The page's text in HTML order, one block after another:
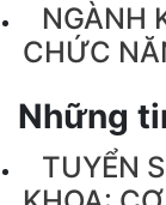
NGÀNH
CHỨC
Những
TUYỂN